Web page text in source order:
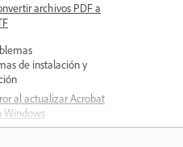
archivos PDF a
de instalación y
al actualizar Acrobat
Windows